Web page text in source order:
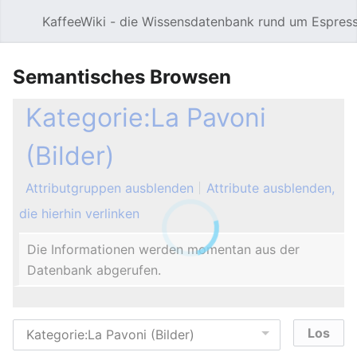
KaffeeWiki - die Wissensdatenbank rund um
Semantisches Browsen
Kategorie:La Pavoni
(Bilder)
Attributgruppen ausblenden
Attribute ausblenden,
die hierhin verlinken
Die Informationen werden momentan aus der
Datenbank abgerufen.